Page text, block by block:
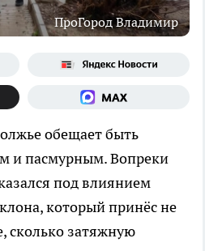
ПроГород Владимир
обещает быть
и пасмурным. Вопреки
под влиянием
который принёс не
сколько затяжную